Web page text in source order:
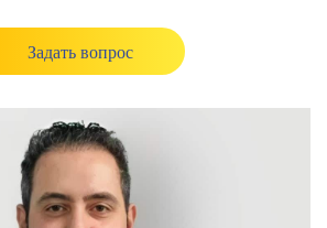
Задать вопрос